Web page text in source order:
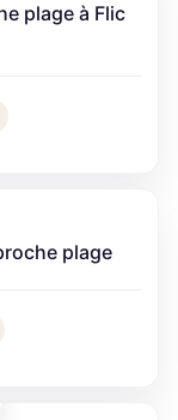
plage à Flic
plage